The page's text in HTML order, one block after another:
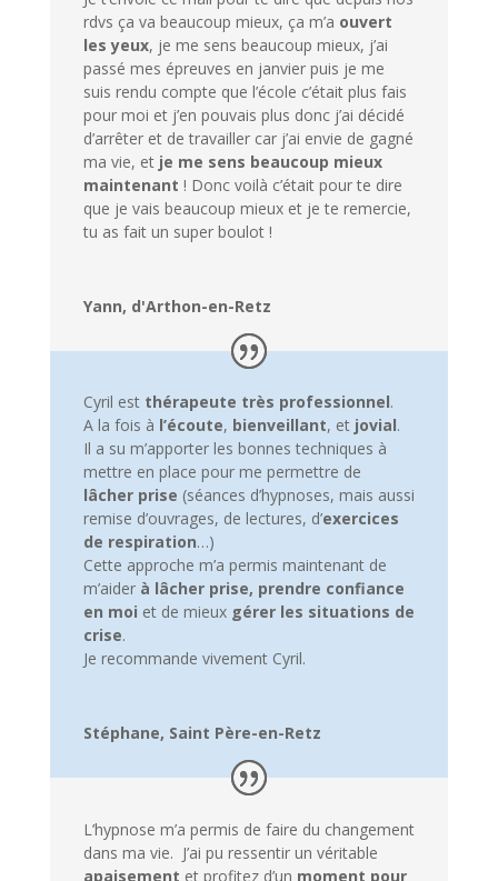
rdvs ça va beaucoup mieux, ça m’a ouvert
les yeux, je me sens beaucoup mieux, j’ai
passé mes épreuves en janvier puis je me
suis rendu compte que l’école c’était plus fais
pour moi et j’en pouvais plus donc j’ai décidé
d’arrêter et de travailler car j’ai envie de gagné
ma vie, et je me sens beaucoup mieux
maintenant ! Donc voilà c’était pour te dire
que je vais beaucoup mieux et je te remercie,
tu as fait un super boulot !
Yann, d'Arthon-en-Retz
Cyril est thérapeute très professionnel.
A la fois à l’écoute, bienveillant, et jovial.
Il a su m’apporter les bonnes techniques à
mettre en place pour me permettre de
lâcher prise (séances d’hypnoses, mais aussi
remise d’ouvrages, de lectures, d’exercices
de respiration…)
Cette approche m’a permis maintenant de
m’aiderà lâcher prise, prendre confiance
en moi et de mieux gérer les situations de
crise.
Je recommande vivement Cyril.
Stéphane, Saint Père-en-Retz
L’hypnose m’a permis de faire du changement
dans ma vie. J’ai pu ressentir un véritable
apaisement et profitez d’un moment pour